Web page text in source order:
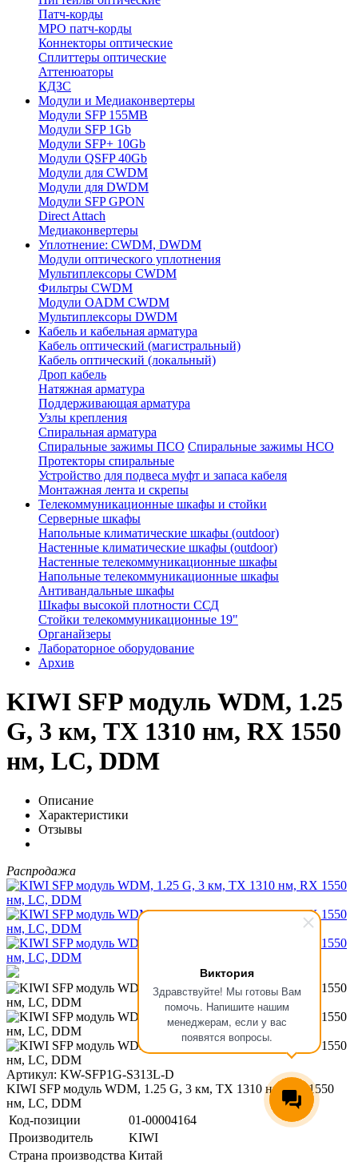
Виктория
Здравствуйте! Мы готовы Вам
помочь. Напишите нашим
менеджерам, если у вас
появятся вопросы.
Патч-корды
MPO патч-корды
Коннекторы оптические
Сплиттеры оптические
Аттенюаторы
КДЗС
Модули и Медиаконвертеры
Модули SFP 155MB
Модули SFP 1Gb
Модули SFP+ 10Gb
Модули QSFP 40Gb
Модули для CWDM
Модули для DWDM
Модули SFP GPON
Direct Attach
Медиаконвертеры
Уплотнение: CWDM, DWDM
Модули оптического уплотнения
Мультиплексоры CWDM
Фильтры CWDM
Модули OADM CWDM
Мультиплексоры DWDM
Кабель и кабельная арматура
Кабель оптический (магистральный)
Кабель оптический (локальный)
Дроп кабель
Натяжная арматура
Поддерживающая арматура
Узлы крепления
Спиральная арматура
Спиральные зажимы ПСО Спиральные зажимы НСО
Протекторы спиральные
Устройство для подвеса муфт и запаса кабеля
Монтажная лента и скрепы
Телекоммуникационные шкафы и стойки
Серверные шкафы
Напольные климатические шкафы (outdoor)
Настенные климатические шкафы (outdoor)
Настенные телекоммуникационные шкафы
Напольные телекоммуникационные шкафы
Антивандальные шкафы
Шкафы высокой плотности ССД
Стойки телекоммуникационные 19"
Органайзеры
Лабораторное оборудование
Архив
KIWI SFP модуль WDM, 1.25
G, 3 км, TX 1310 нм, RX 1550
нм, LC, DDM
Описание
Характеристики
Отзывы
Распродажа
Артикул: KW-SFP1G-S313L-D
KIWI SFP модуль WDM, 1.25 G, 3 км, TX 1310 нм, RX 1550
нм, LC, DDM
Код-позиции
01-00004164
Производитель
KIWI
Страна производства Китай